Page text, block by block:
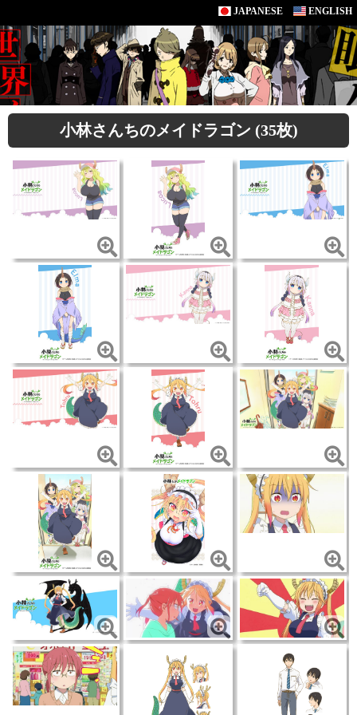
JAPANESE ENGLISH
小林さんちのメイドラゴン (35枚)